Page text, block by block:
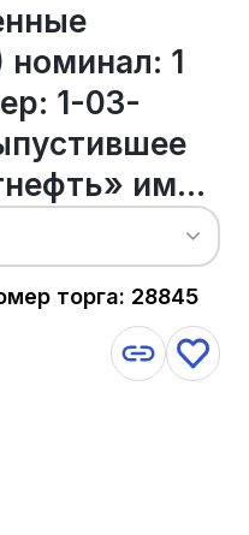
1
1-03-
им...
торга: 28845